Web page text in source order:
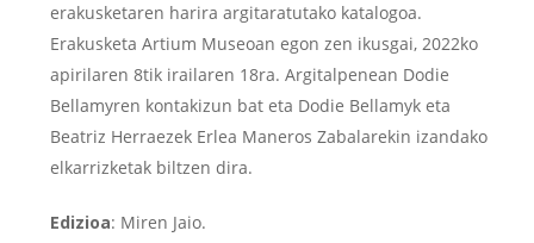
erakusketaren harira argitaratutako katalogoa.
Erakusketa Artium Museoan egon zen ikusgai, 2022ko
apirilaren 8tik irailaren 18ra. Argitalpenean Dodie
Bellamyren kontakizun bat eta Dodie Bellamyk eta
Beatriz Herraezek Erlea Maneros Zabalarekin izandako
elkarrizketak biltzen dira.
Edizioa: Miren Jaio.